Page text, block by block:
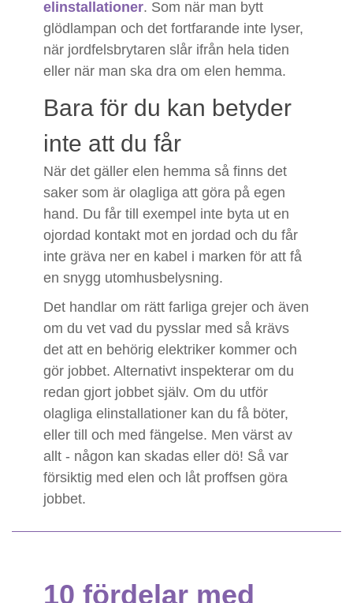
elinstallationer. Som när man bytt
glödlampan och det fortfarande inte lyser,
när jordfelsbrytaren slår ifrån hela tiden
eller när man ska dra om elen hemma.
Bara för du kan betyder
inte att du får
När det gäller elen hemma så finns det
saker som är olagliga att göra på egen
hand. Du får till exempel inte byta ut en
ojordad kontakt mot en jordad och du får
inte gräva ner en kabel i marken för att få
en snygg utomhusbelysning.
Det handlar om rätt farliga grejer och även
om du vet vad du pysslar med så krävs
det att en behörig elektriker kommer och
gör jobbet. Alternativt inspekterar om du
redan gjort jobbet själv. Om du utför
olagliga elinstallationer kan du få böter,
eller till och med fängelse. Men värst av
allt - någon kan skadas eller dö! Så var
försiktig med elen och låt proffsen göra
jobbet.
10 fördelar med